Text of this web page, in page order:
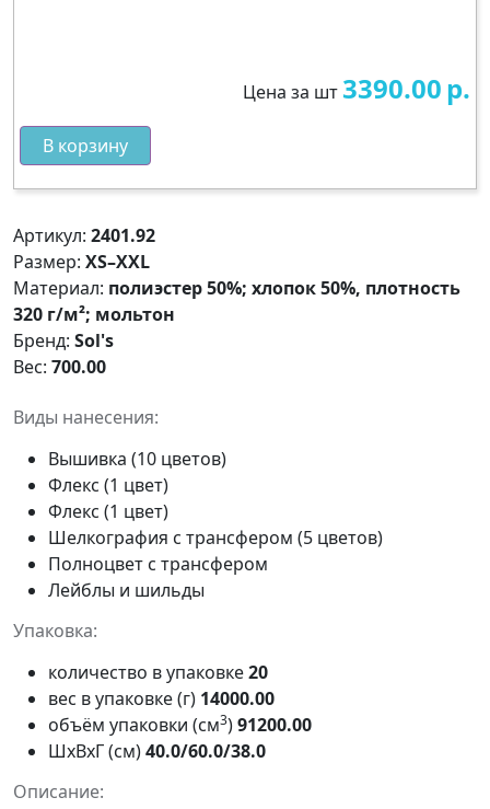
Цена за шт 3390.00р.
В корзину
Артикул: 2401.92
Размер: XS–XXL
Материал: полиэстер 50%; хлопок 50%, плотность
320 г/м²; мольтон
Бренд: Sol's
Вес: 700.00
Виды нанесения:
Вышивка (10 цветов)
Флекс (1 цвет)
Флекс (1 цвет)
Шелкография с трансфером (5 цветов)
Полноцвет с трансфером
Лейблы и шильды
Упаковка:
количество в упаковке20
вес в упаковке (г) 14000.00
объём упаковки (см3)91200.00
ШxВxГ (см)40.0/60.0/38.0
Описание: